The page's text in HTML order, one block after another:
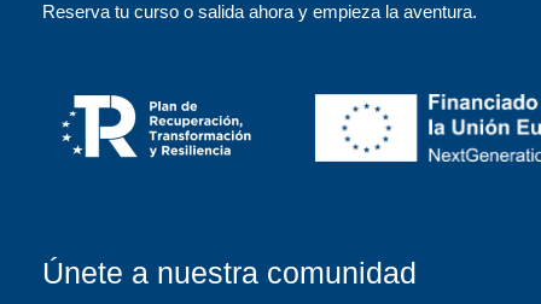
Reserva tu curso o salida ahora y empieza la aventura.
Únete a nuestra comunidad